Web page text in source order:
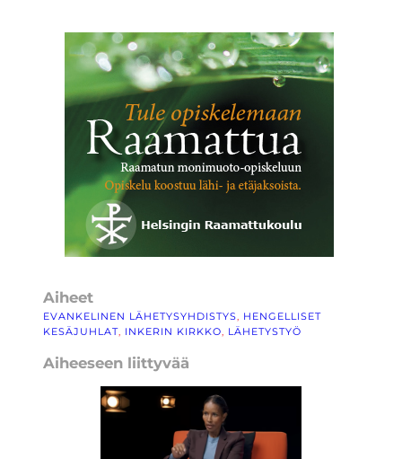
Aiheet
EVANKELINEN LÄHETYSYHDISTYS, HENGELLISET
KESÄJUHLAT, INKERIN KIRKKO, LÄHETYSTYÖ
Aiheeseen liittyvää